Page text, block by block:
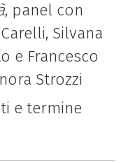
, panel con
Silvana
e Francesco
Strozzi
e termine